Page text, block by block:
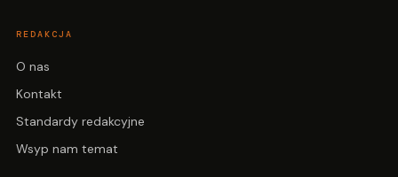
REDAKCJA
O nas
Kontakt
Standardy redakcyjne
Wsyp nam temat